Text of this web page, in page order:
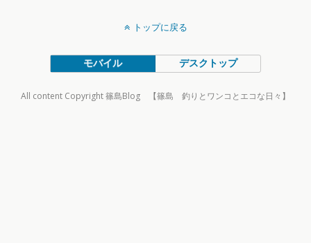
トップに戻る
モバイル デスクトップ
All content Copyright 篠島Blog 【篠島 釣りとワンコとエコな日々】